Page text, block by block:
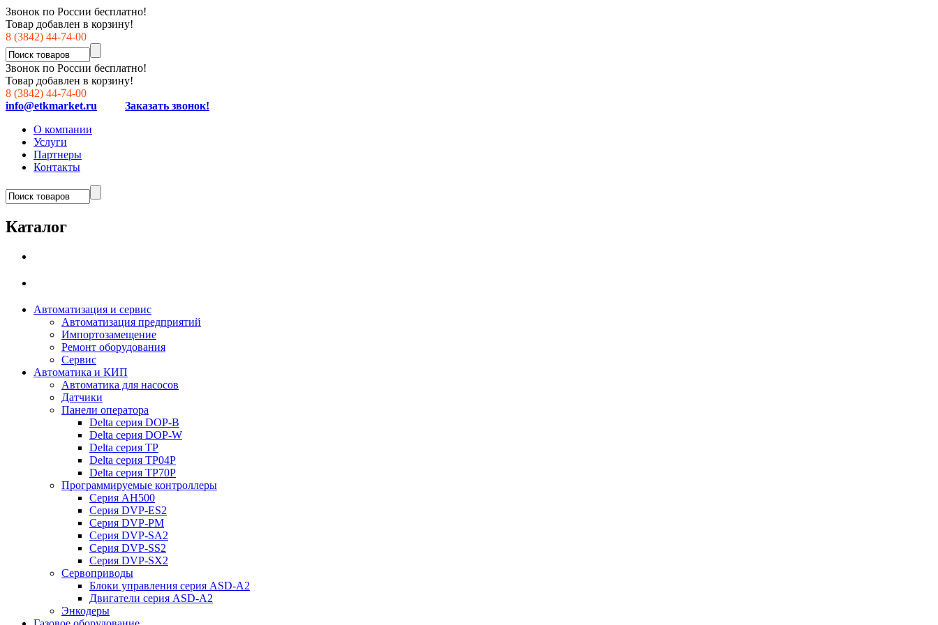
Звонок по России бесплатно!
Товар добавлен в корзину!
8 (3842) 44-74-00
Звонок по России бесплатно!
Товар добавлен в корзину!
8 (3842) 44-74-00
info@etkmarket.ru
Заказать звонок!
О компании
Услуги
Партнеры
Контакты
Каталог
Автоматизация и сервис
Автоматизация предприятий
Импортозамещение
Ремонт оборудования
Сервис
Автоматика и КИП
Автоматика для насосов
Датчики
Панели оператора
Delta серия DOP-B
Delta серия DOP-W
Delta серия TP
Delta серия TP04P
Delta серия TP70P
Программируемые контроллеры
Серия AH500
Серия DVP-ES2
Серия DVP-PM
Серия DVP-SA2
Серия DVP-SS2
Серия DVP-SX2
Сервоприводы
Блоки управления серия ASD-A2
Двигатели серия ASD-A2
Энкодеры